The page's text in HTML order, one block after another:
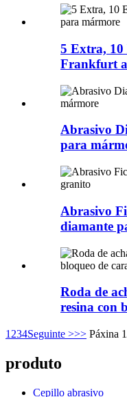
5 Extra,
Frankfurt
Abrasivo
para
Abrasivo
diamante
Roda de
resina con
1 234Seguinte >>> Páxina
produto
Cepillo abrasivo